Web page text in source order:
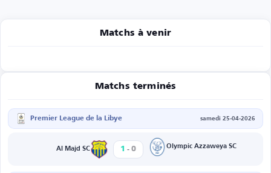
Matchs à venir
Matchs terminés
Premier League de la Libye samedi 25-04-2026
Al Majd SC 1 - 0 Olympic Azzaweya SC